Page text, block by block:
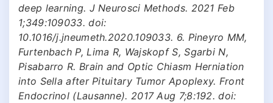
deep learning. J Neurosci Methods. 2021 Feb
1;349:109033. doi:
10.1016/j.jneumeth.2020.109033. 6. Pineyro MM,
Furtenbach P, Lima R, Wajskopf S, Sgarbi N,
Pisabarro R. Brain and Optic Chiasm Herniation
into Sella after Pituitary Tumor Apoplexy. Front
Endocrinol (Lausanne). 2017 Aug 7;8:192. doi: